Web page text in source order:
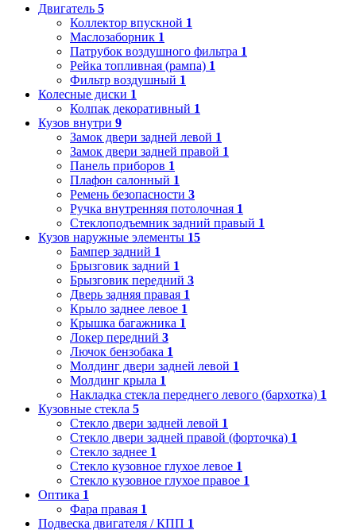
Двигатель 5
Коллектор впускной 1
Маслозаборник 1
Патрубок воздушного фильтра 1
Рейка топливная (рампа) 1
Фильтр воздушный 1
Колесные диски 1
Колпак декоративный 1
Кузов внутри 9
Замок двери задней левой 1
Замок двери задней правой 1
Панель приборов 1
Плафон салонный 1
Ремень безопасности 3
Ручка внутренняя потолочная 1
Стеклоподъемник задний правый 1
Кузов наружные элементы 15
Бампер задний 1
Брызговик задний 1
Брызговик передний 3
Дверь задняя правая 1
Крыло заднее левое 1
Крышка багажника 1
Локер передний 3
Лючок бензобака 1
Молдинг двери задней левой 1
Молдинг крыла 1
Накладка стекла переднего левого (бархотка) 1
Кузовные стекла 5
Стекло двери задней левой 1
Стекло двери задней правой (форточка) 1
Стекло заднее 1
Стекло кузовное глухое левое 1
Стекло кузовное глухое правое 1
Оптика 1
Фара правая 1
Подвеска двигателя / КПП 1